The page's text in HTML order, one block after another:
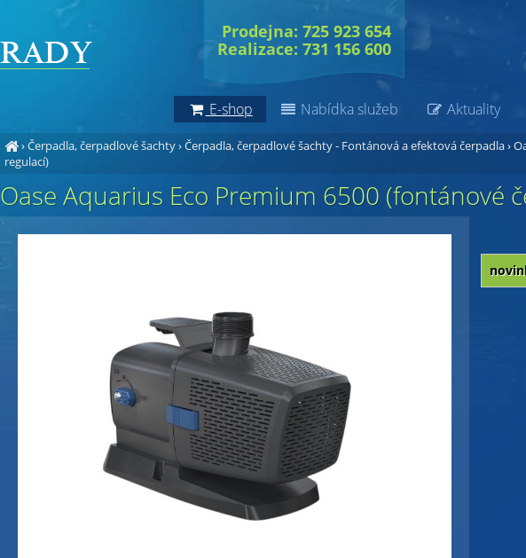
›Čerpadla, čerpadlové šachty›Čerpadla, čerpadlové šachty - Fontánová a efektová čerpadla›
regulací)
Oase Aquarius Eco Premium 6500 (fontánové
E-shop Nabídka služeb Aktuality
Prodejna: 725 923 654
Realizace: 731 156 600